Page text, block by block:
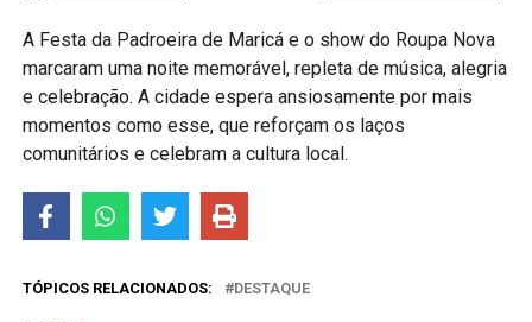
A Festa da Padroeira de Maricá e o show do Roupa Nova
marcaram uma noite memorável, repleta de música, alegria
e celebração. A cidade espera ansiosamente por mais
momentos como esse, que reforçam os laços
comunitários e celebram a cultura local.
TÓPICOS RELACIONADOS: DESTAQUE